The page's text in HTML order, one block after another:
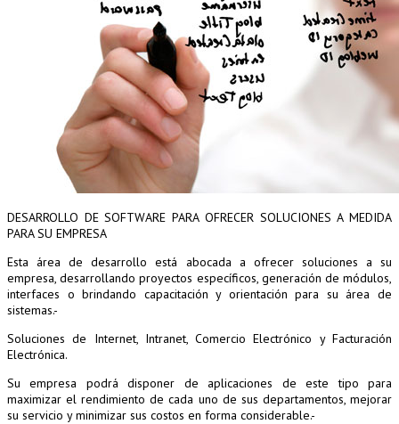
DESARROLLO DE SOFTWARE PARA OFRECER SOLUCIONES A MEDIDA
PARA SU EMPRESA
Esta área de desarrollo está abocada a ofrecer soluciones a su
empresa, desarrollando proyectos específicos, generación de módulos,
interfaces o brindando capacitación y orientación para su área de
sistemas.-
Soluciones de Internet, Intranet, Comercio Electrónico y Facturación
Electrónica.
Su empresa podrá disponer de aplicaciones de este tipo para
maximizar el rendimiento de cada uno de sus departamentos, mejorar
su servicio y minimizar sus costos en forma considerable.-